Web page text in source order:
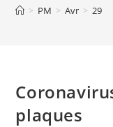
> PM > Avr > 29
plaques